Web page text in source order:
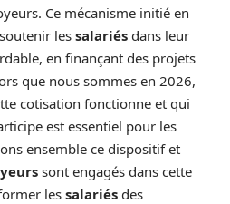
Ce mécanisme initié en
les salariés dans leur
en finançant des projets
que nous sommes en 2026,
cotisation fonctionne et qui
est essentiel pour les
ensemble ce dispositif et
sont engagés dans cette
les salariés des